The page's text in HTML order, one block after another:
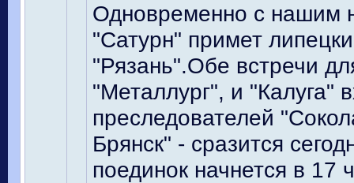
Одновременно с нашим
"Сатурн" примет
"Рязань".Обе встречи
"Металлург", и "Калуга"
преследователей
Брянск" - сразится
поединок начнется в 17